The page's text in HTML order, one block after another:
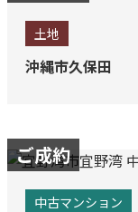
土地
沖縄市久保田
ご成約
中古マンション